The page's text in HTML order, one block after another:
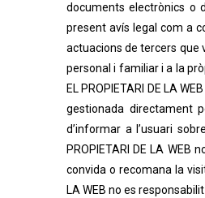
documents electrònics o
present avís legal com a
actuacions de tercers que
personal i familiar i a la
EL PROPIETARI DE LA
gestionada directament
d’informar a l’usuari
PROPIETARI DE LA
convida o recomana la
LA WEB no es